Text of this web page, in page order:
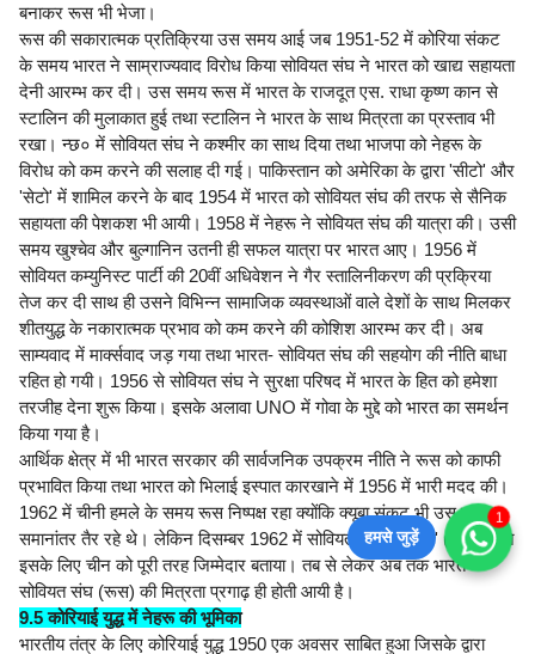
बनाकर रूस भी भेजा।
रूस की सकारात्मक प्रतिक्रिया उस समय आई जब 1951-52 में कोरिया संकट
के समय भारत ने साम्राज्यवाद विरोध किया सोवियत संघ ने भारत को खाद्य सहायता
देनी आरम्भ कर दी। उस समय रूस में भारत के राजदूत एस. राधा कृष्ण कान से
स्टालिन की मुलाकात हुई तथा स्टालिन ने भारत के साथ मित्रता का प्रस्ताव भी
रखा। न्छ० में सोवियत संघ ने कश्मीर का साथ दिया तथा भाजपा को नेहरू के
विरोध को कम करने की सलाह दी गई। पाकिस्तान को अमेरिका के द्वारा 'सीटो' और
'सेटो' में शामिल करने के बाद 1954 में भारत को सोवियत संघ की तरफ से सैनिक
सहायता की पेशकश भी आयी। 1958 में नेहरू ने सोवियत संघ की यात्रा की। उसी
समय खुश्चेव और बुल्गानिन उतनी ही सफल यात्रा पर भारत आए। 1956 में
सोवियत कम्युनिस्ट पार्टी की 20वीं अधिवेशन ने गैर स्तालिनीकरण की प्रक्रिया
तेज कर दी साथ ही उसने विभिन्न सामाजिक व्यवस्थाओं वाले देशों के साथ मिलकर
शीतयुद्ध के नकारात्मक प्रभाव को कम करने की कोशिश आरम्भ कर दी। अब
साम्यवाद में मार्क्सवाद जड़ गया तथा भारत- सोवियत संघ की सहयोग की नीति बाधा
रहित हो गयी। 1956 से सोवियत संघ ने सुरक्षा परिषद में भारत के हित को हमेशा
तरजीह देना शुरू किया। इसके अलावा UNO में गोवा के मुद्दे को भारत का समर्थन
किया गया है।
आर्थिक क्षेत्र में भी भारत सरकार की सार्वजनिक उपक्रम नीति ने रूस को काफी
प्रभावित किया तथा भारत को भिलाई इस्पात कारखाने में 1956 में भारी मदद की।
1962 में चीनी हमले के समय रूस निष्पक्ष रहा क्योंकि क्यूबा संकट भी उस समय
समानांतर तैर रहे थे। लेकिन दिसम्बर 1962 में सोवियत नेता 'सुस्लोव' (नेसवअ) ने
इसके लिए चीन को पूरी तरह जिम्मेदार बताया। तब से लेकर अब तक भारत-
सोवियत संघ (रूस) की मित्रता प्रगाढ़ ही होती आयी है।
9.5 कोरियाई युद्ध में नेहरू की भूमिका
भारतीय तंत्र के लिए कोरियाई युद्ध 1950 एक अवसर साबित हुआ जिसके द्वारा
हमसे जुड़ें
1